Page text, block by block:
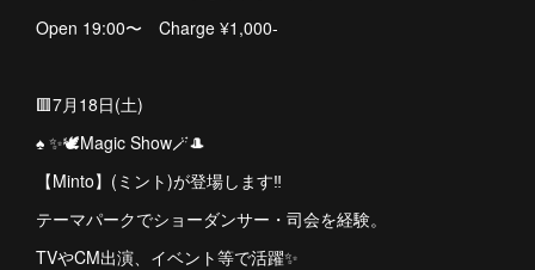
Open 19:00〜 Charge ¥1,000-
🟥7月18日(土)
♠️ ✨🕊️Magic Show🪄🎩
【Minto】(ミント)が登場します‼︎
テーマパークでショーダンサー・司会を経験。
TVやCM出演、イベント等で活躍✨